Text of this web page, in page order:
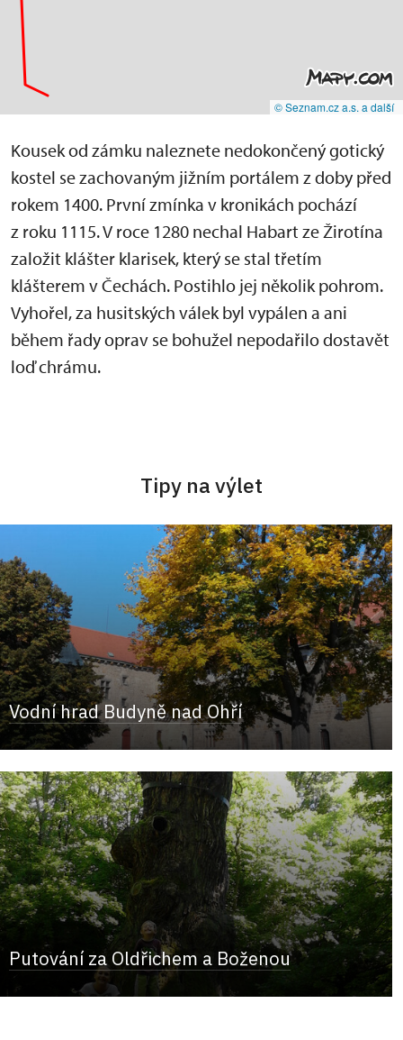
© Seznam.cz a.s. a další
Kousek od zámku naleznete nedokončený gotický
kostel se zachovaným jižním portálem z doby před
rokem 1400. První zmínka v kronikách pochází
z roku 1115. V roce 1280 nechal Habart ze Žirotína
založit klášter klarisek, který se stal třetím
klášterem v Čechách. Postihlo jej několik pohrom.
Vyhořel, za husitských válek byl vypálen a ani
během řady oprav se bohužel nepodařilo dostavět
loď chrámu.
Tipy na výlet
Vodní hrad Budyně nad Ohří
Putování za Oldřichem a Boženou